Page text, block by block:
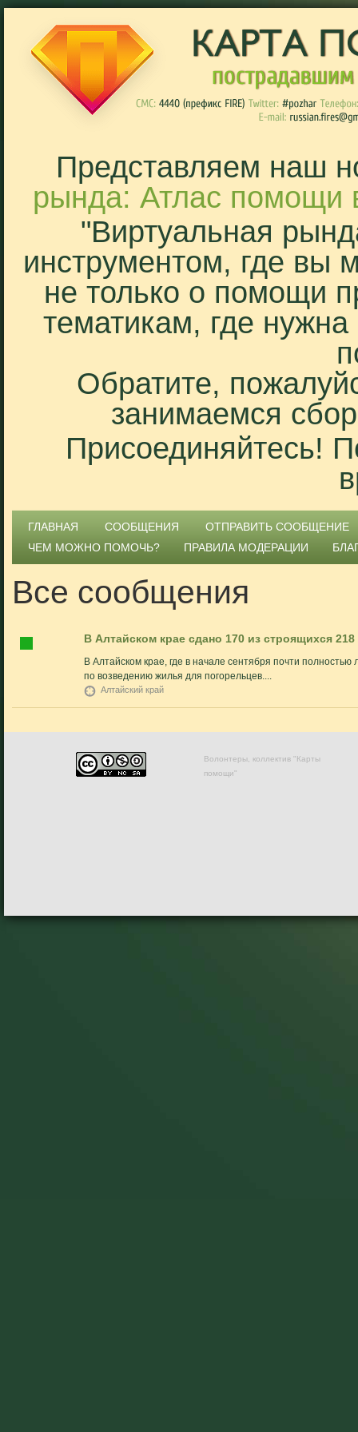
Представляем наш
рында: Атлас помощи
"Виртуальная
инструментом, где вы
не только о помощи
тематикам, где
Обратите,
занимаемся
Присоединяйтесь!
ГЛАВНАЯ СООБЩЕНИЯ
ОТПРАВИТЬ СООБЩЕНИЕ
ЧЕМ МОЖНО ПОМОЧЬ?
ПРАВИЛА МОДЕРАЦИИ
Все сообщения
В Алтайском крае сдано 170 из строящихся
В Алтайском крае, где в начале сентября почти
по возведению жилья для погорельцев....
Алтайский край
Волонтеры, коллектив "Карты
помощи"